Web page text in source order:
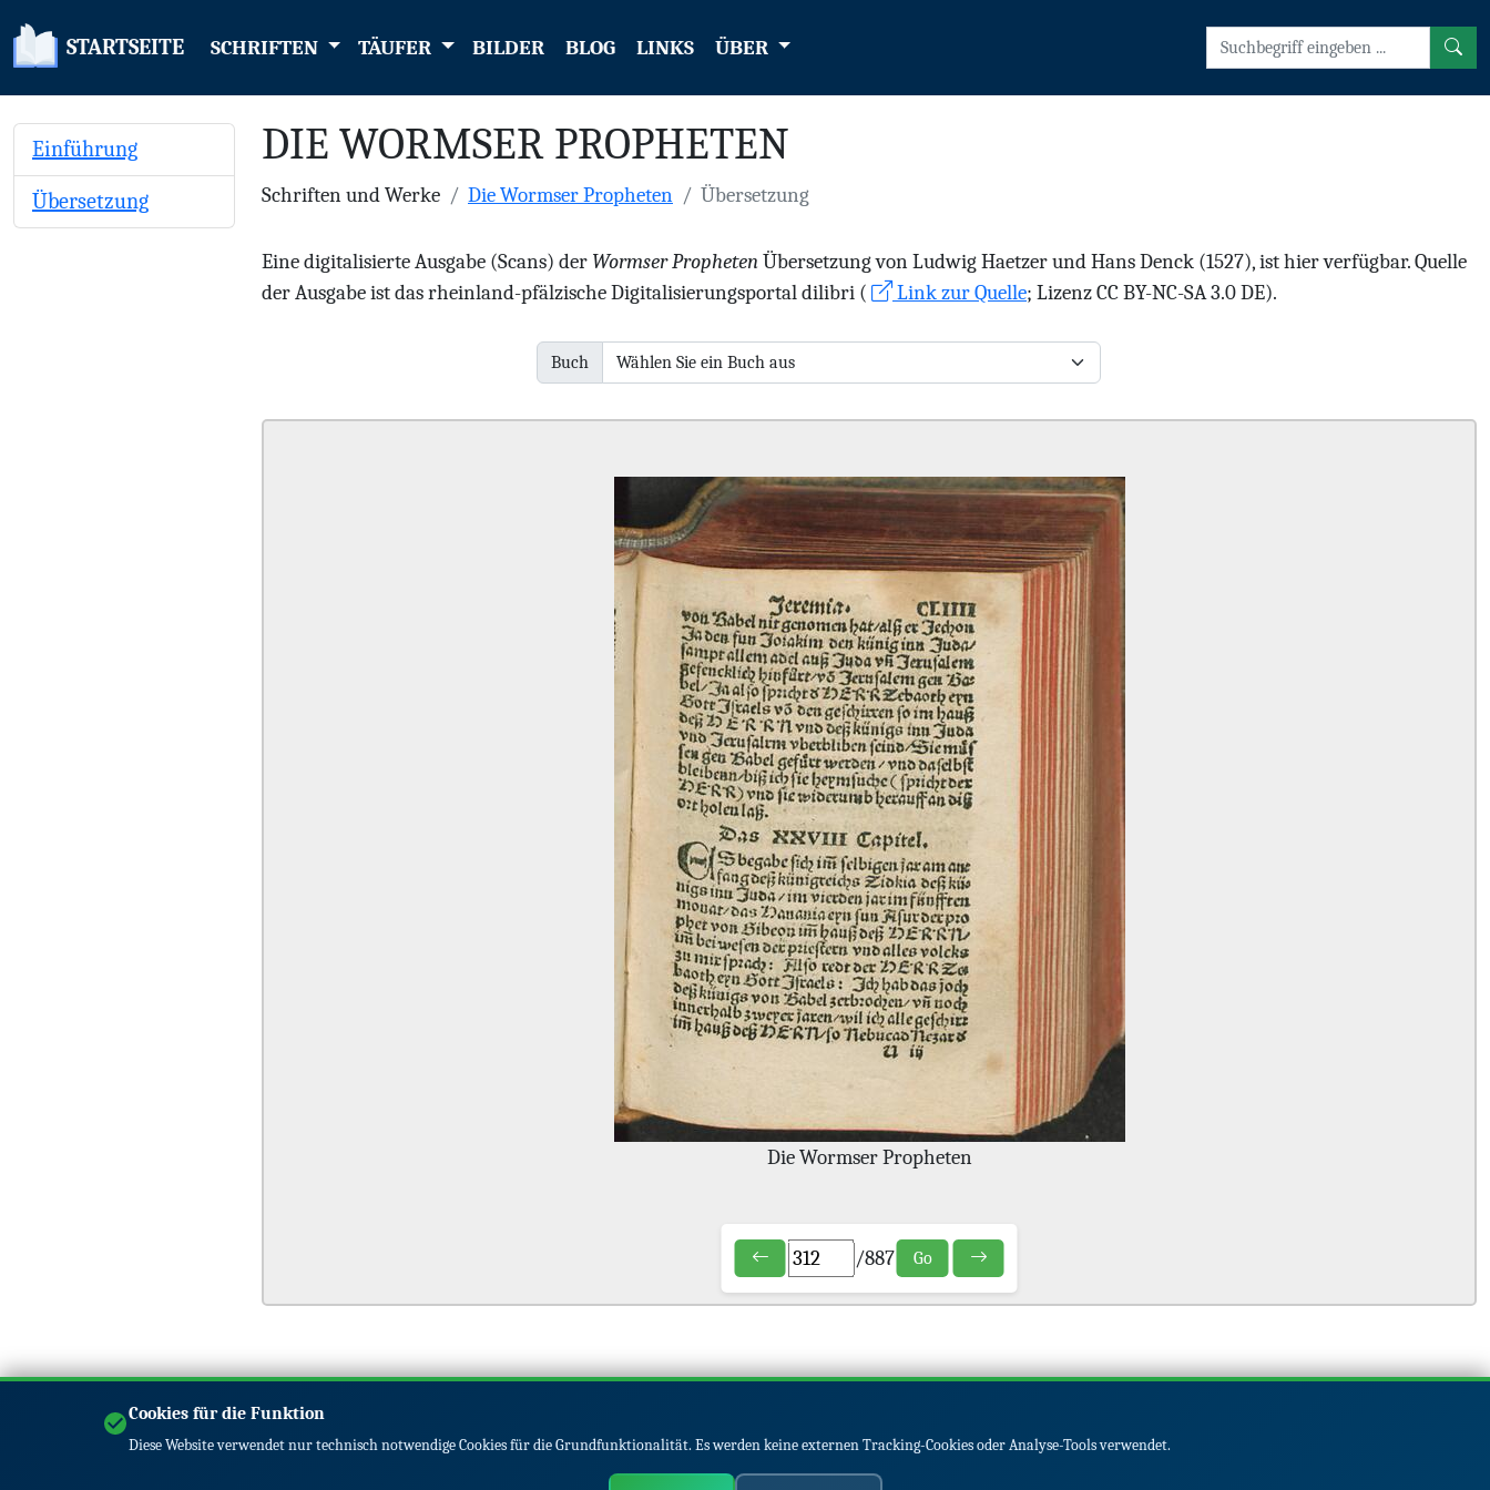
STARTSEITE SCHRIFTEN TÄUFER BILDER BLOG LINKS ÜBER
Einführung
Übersetzung
DIE WORMSER PROPHETEN
Schriften und Werke Die Wormser Propheten Übersetzung
Eine digitalisierte Ausgabe (Scans) der Wormser ProphetenÜbersetzung von Ludwig Haetzer und Hans Denck (1527), ist hier verfügbar. Quelle
der Ausgabe ist das rheinland-pfälzische Digitalisierungsportal dilibri (
Link zur Quelle; Lizenz CC BY-NC-SA 3.0 DE).
Buch
Die Wormser Propheten
/887 Go
Cookies für die Funktion
Diese Website verwendet nur technisch notwendige Cookies für die Grundfunktionalität. Es werden keine externen Tracking-Cookies oder Analyse-Tools verwendet.